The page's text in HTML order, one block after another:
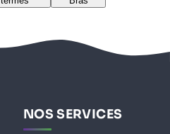
NOS SERVICES